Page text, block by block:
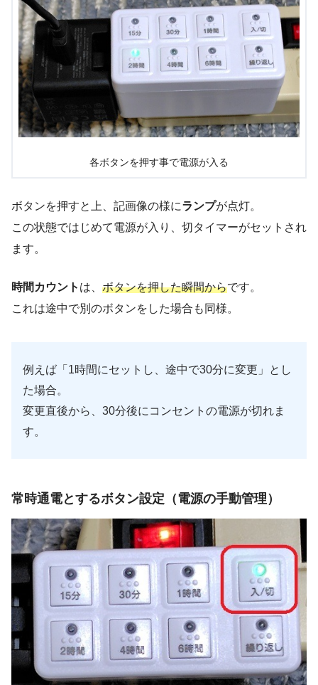
各ボタンを押す事で電源が入る
ボタンを押すと上、記画像の様にランプが点灯。
この状態ではじめて電源が入り、切タイマーがセットされ
ます。
時間カウント は、 ボタンを押した瞬間からです。
これは途中で別のボタンをした場合も同様。
例えば「1時間にセットし、途中で30分に変更」とし
た場合。
変更直後から、30分後にコンセントの電源が切れま
す。
常時通電とするボタン設定（電源の手動管理）